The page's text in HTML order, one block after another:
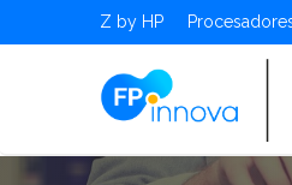
Z by HP